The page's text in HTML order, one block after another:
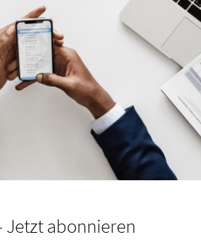
Jetzt abonnieren